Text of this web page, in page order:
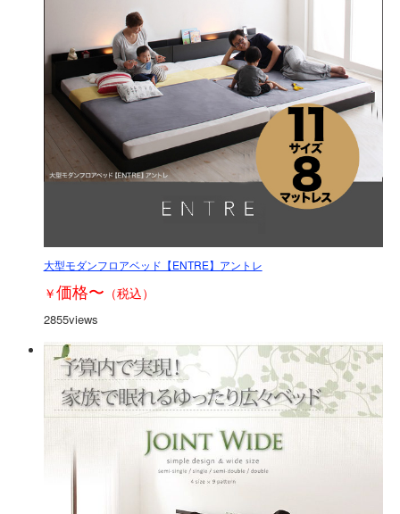
大型モダンフロアベッド【ENTRE】アントレ
￥価格〜 （税込）
2855views